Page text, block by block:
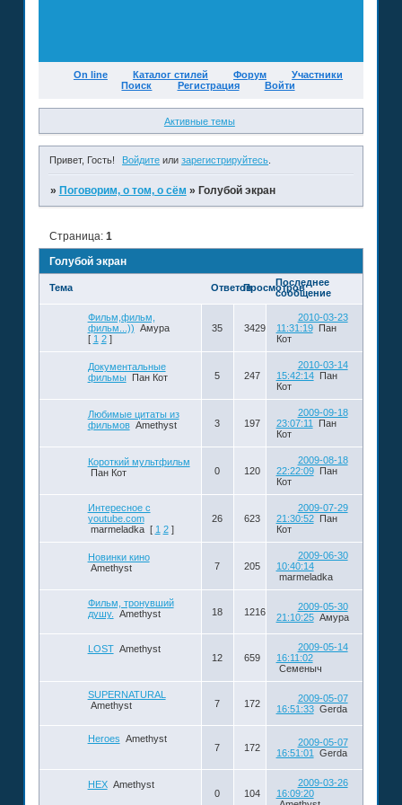
On line Каталог стилей Форум
Участники
Поиск
Регистрация Войти
Активные темы
Привет, Гость! Войдите илизарегистрируйтесь
» Поговорим, о том, о сём » Голубой экран
Голубой экран
Страница: 1
Тема ОтветовПросмотров
Последнее
сообщение
Фильм,фильм,
фильм...)) Амура
[ 1 2 ]
35 3429
2010-03-23
11:31:19
Пан
Кот
Документальные
фильмы
Пан Кот 5 247
2010-03-14
15:42:14
Пан
Кот
Любимые цитаты из
фильмов Amethyst 3 197
2009-09-18
23:07:11
Пан
Кот
Короткий мультфильм
Пан Кот
0 120
2009-08-18
22:22:09
Пан
Кот
Интересное с
youtube.com
marmeladka [ 1 2 ]
26 623
2009-07-29
21:30:52
Пан
Кот
Новинки кино
Amethyst
7 205
2009-06-30
10:40:14
marmeladka
Фильм, тронувший
душу.
Amethyst 18 1216
2009-05-30
21:10:25 Амура
LOST Amethyst
12
659
2009-05-14
16:11:02
Семеныч
SUPERNATURAL
Amethyst
7 172
2009-05-07
16:51:33 Gerda
Heroes Amethyst
7
172
2009-05-07
16:51:01
Gerda
HEX Amethyst
0
104
2009-03-26
16:09:20